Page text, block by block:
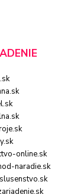
online.sk
naradie.sk